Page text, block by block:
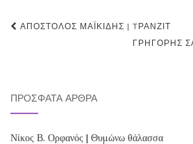
Post
ΑΠΌΣΤΟΛΟΣ ΜΑΪΚΊΔΗΣ | TΡΆΝΖΙΤ
ΓΡΗΓΌΡΗΣ
ΠΡΌΣΦΑΤΑ ΆΡΘΡΑ
Νίκος Β. Ορφανός | Θυμώνω θάλασσα